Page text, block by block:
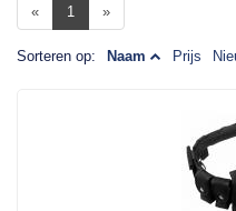
« 1 »
Sorteren op: Naam Prijs